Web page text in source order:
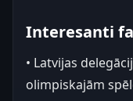
Interesanti
• Latvijas
olimpiskajām